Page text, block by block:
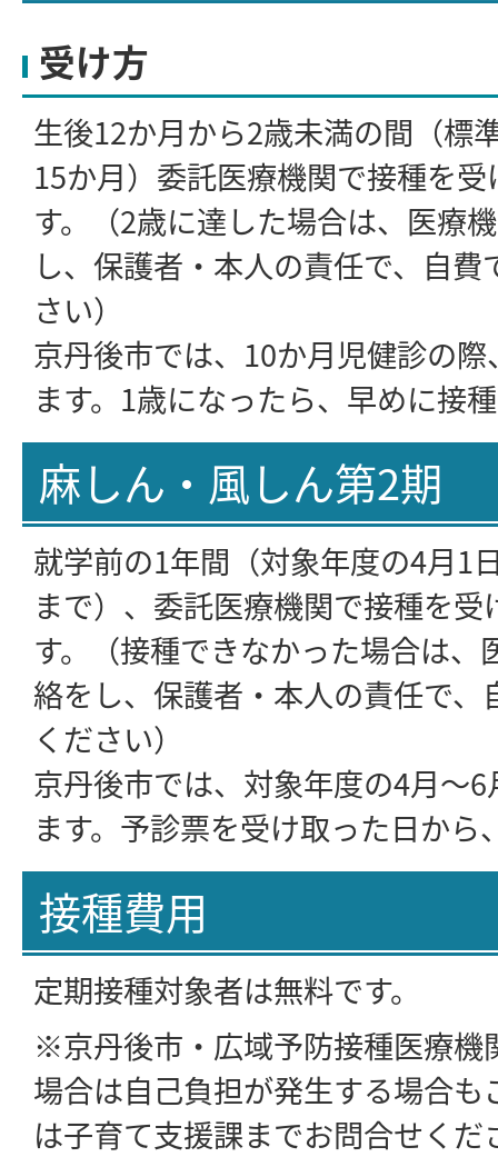
受け方
生後12か月から2歳未満の間（標
15か月）委託医療機関で接種を
す。（2歳に達した場合は、医療
し、保護者・本人の責任で、自
さい）
京丹後市では、10か月児健診の
ます。1歳になったら、早めに接
麻しん・風しん第2期
就学前の1年間（対象年度の4月1
まで）、委託医療機関で接種を
す。（接種できなかった場合は、
絡をし、保護者・本人の責任で、
ください）
京丹後市では、対象年度の4月～
ます。予診票を受け取った日から
接種費用
定期接種対象者は無料です。
※京丹後市・広域予防接種医療機
場合は自己負担が発生する場合も
は子育て支援課までお問合せくだ